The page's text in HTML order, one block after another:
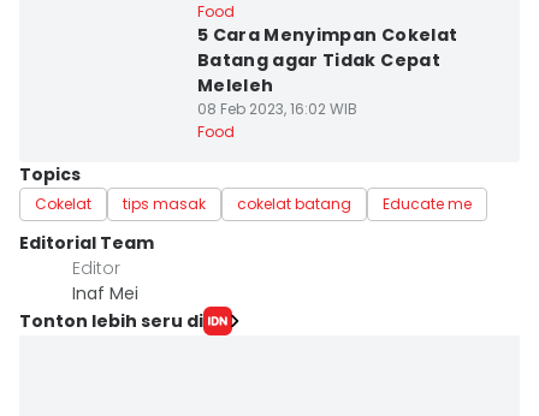
Food
5 Cara Menyimpan Cokelat
Batang agar Tidak Cepat
Meleleh
08 Feb 2023, 16:02 WIB
Food
Topics
Cokelat tips masak cokelat batang Educate me
Editorial Team
Editor
Inaf Mei
Tonton lebih seru di